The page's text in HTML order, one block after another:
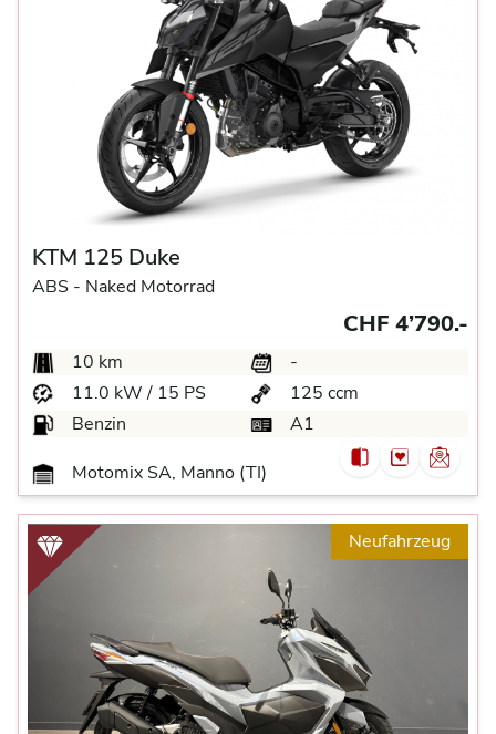
KTM 125 Duke
ABS - Naked Motorrad
CHF 4’790.-
10 km
-
11.0 kW / 15 PS
125 ccm
Benzin
A1
Motomix SA, Manno (TI)
Neufahrzeug